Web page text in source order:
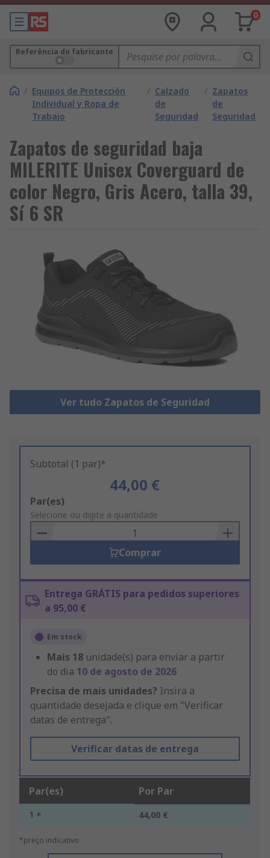
0
Referência do fabricante
/ Equipos de Protección
Individual y Ropa de
Trabajo
/ Calzado
de
Seguridad
/ Zapatos
de
Seguridad
Zapatos de seguridad baja
MILERITE Unisex Coverguard de
color Negro, Gris Acero, talla 39,
Sí 6 SR
Ver tudo Zapatos de Seguridad
Subtotal (1 par)*
44,00 €
Add
to
Basket
Par(es)
Selecione ou digite a quantidade
Comprar
Entrega GRÁTIS para pedidos superiores
a 95,00 €
Em stock
Mais 18 unidade(s) para enviar a partir
do dia 10 de agosto de 2026
Precisa de mais unidades? Insira a
quantidade desejada e clique em "Verificar
datas de entrega".
Verificar datas de entrega
Par(es) Por Par
1 + 44,00 €
*preço indicativo